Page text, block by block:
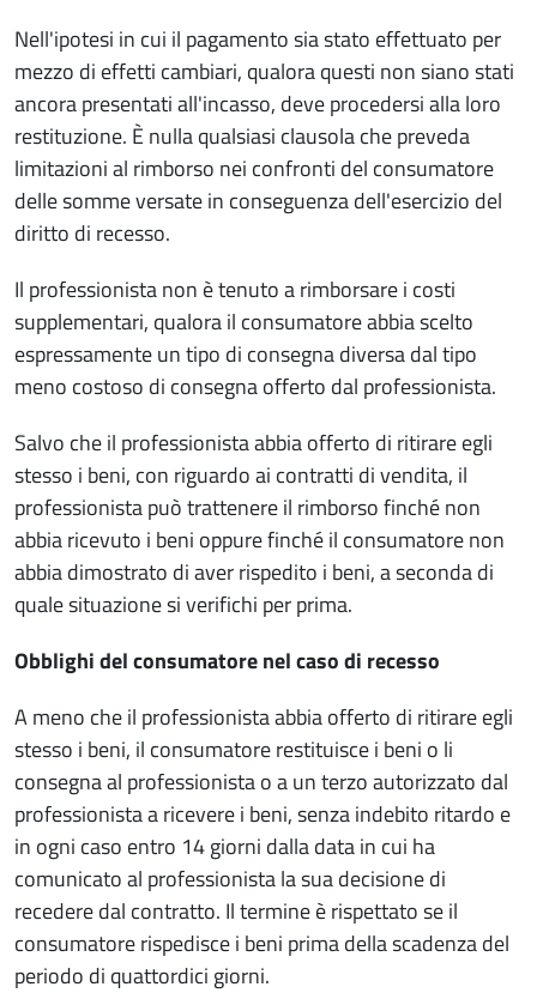
Nell'ipotesi in cui il pagamento sia stato effettuato per
mezzo di effetti cambiari, qualora questi non siano stati
ancora presentati all'incasso, deve procedersi alla loro
restituzione. È nulla qualsiasi clausola che preveda
limitazioni al rimborso nei confronti del consumatore
delle somme versate in conseguenza dell'esercizio del
diritto di recesso.
Il professionista non è tenuto a rimborsare i costi
supplementari, qualora il consumatore abbia scelto
espressamente un tipo di consegna diversa dal tipo
meno costoso di consegna offerto dal professionista.
Salvo che il professionista abbia offerto di ritirare egli
stesso i beni, con riguardo ai contratti di vendita, il
professionista può trattenere il rimborso finché non
abbia ricevuto i beni oppure finché il consumatore non
abbia dimostrato di aver rispedito i beni, a seconda di
quale situazione si verifichi per prima.
Obblighi del consumatore nel caso di recesso
A meno che il professionista abbia offerto di ritirare egli
stesso i beni, il consumatore restituisce i beni o li
consegna al professionista o a un terzo autorizzato dal
professionista a ricevere i beni, senza indebito ritardo e
in ogni caso entro 14 giorni dalla data in cui ha
comunicato al professionista la sua decisione di
recedere dal contratto. Il termine è rispettato se il
consumatore rispedisce i beni prima della scadenza del
periodo di quattordici giorni.